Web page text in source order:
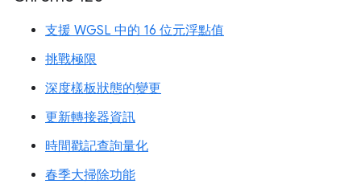
支援 WGSL 中的 16 位元浮點值
挑戰極限
深度樣板狀態的變更
更新轉接器資訊
時間戳記查詢量化
春季大掃除功能